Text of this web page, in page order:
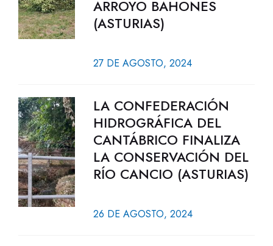
ARROYO BAHONES
(ASTURIAS)
27 DE AGOSTO, 2024
LA CONFEDERACIÓN
HIDROGRÁFICA DEL
CANTÁBRICO FINALIZA
LA CONSERVACIÓN DEL
RÍO CANCIO (ASTURIAS)
26 DE AGOSTO, 2024